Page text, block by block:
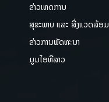
ຂ່າວເຫດການ
ສຸຂະພາບ ແລະ ສີ່ງແວດລ້ອມ
ຂ່າວການພັດທະນາ
ມູມໄອທີລາວ